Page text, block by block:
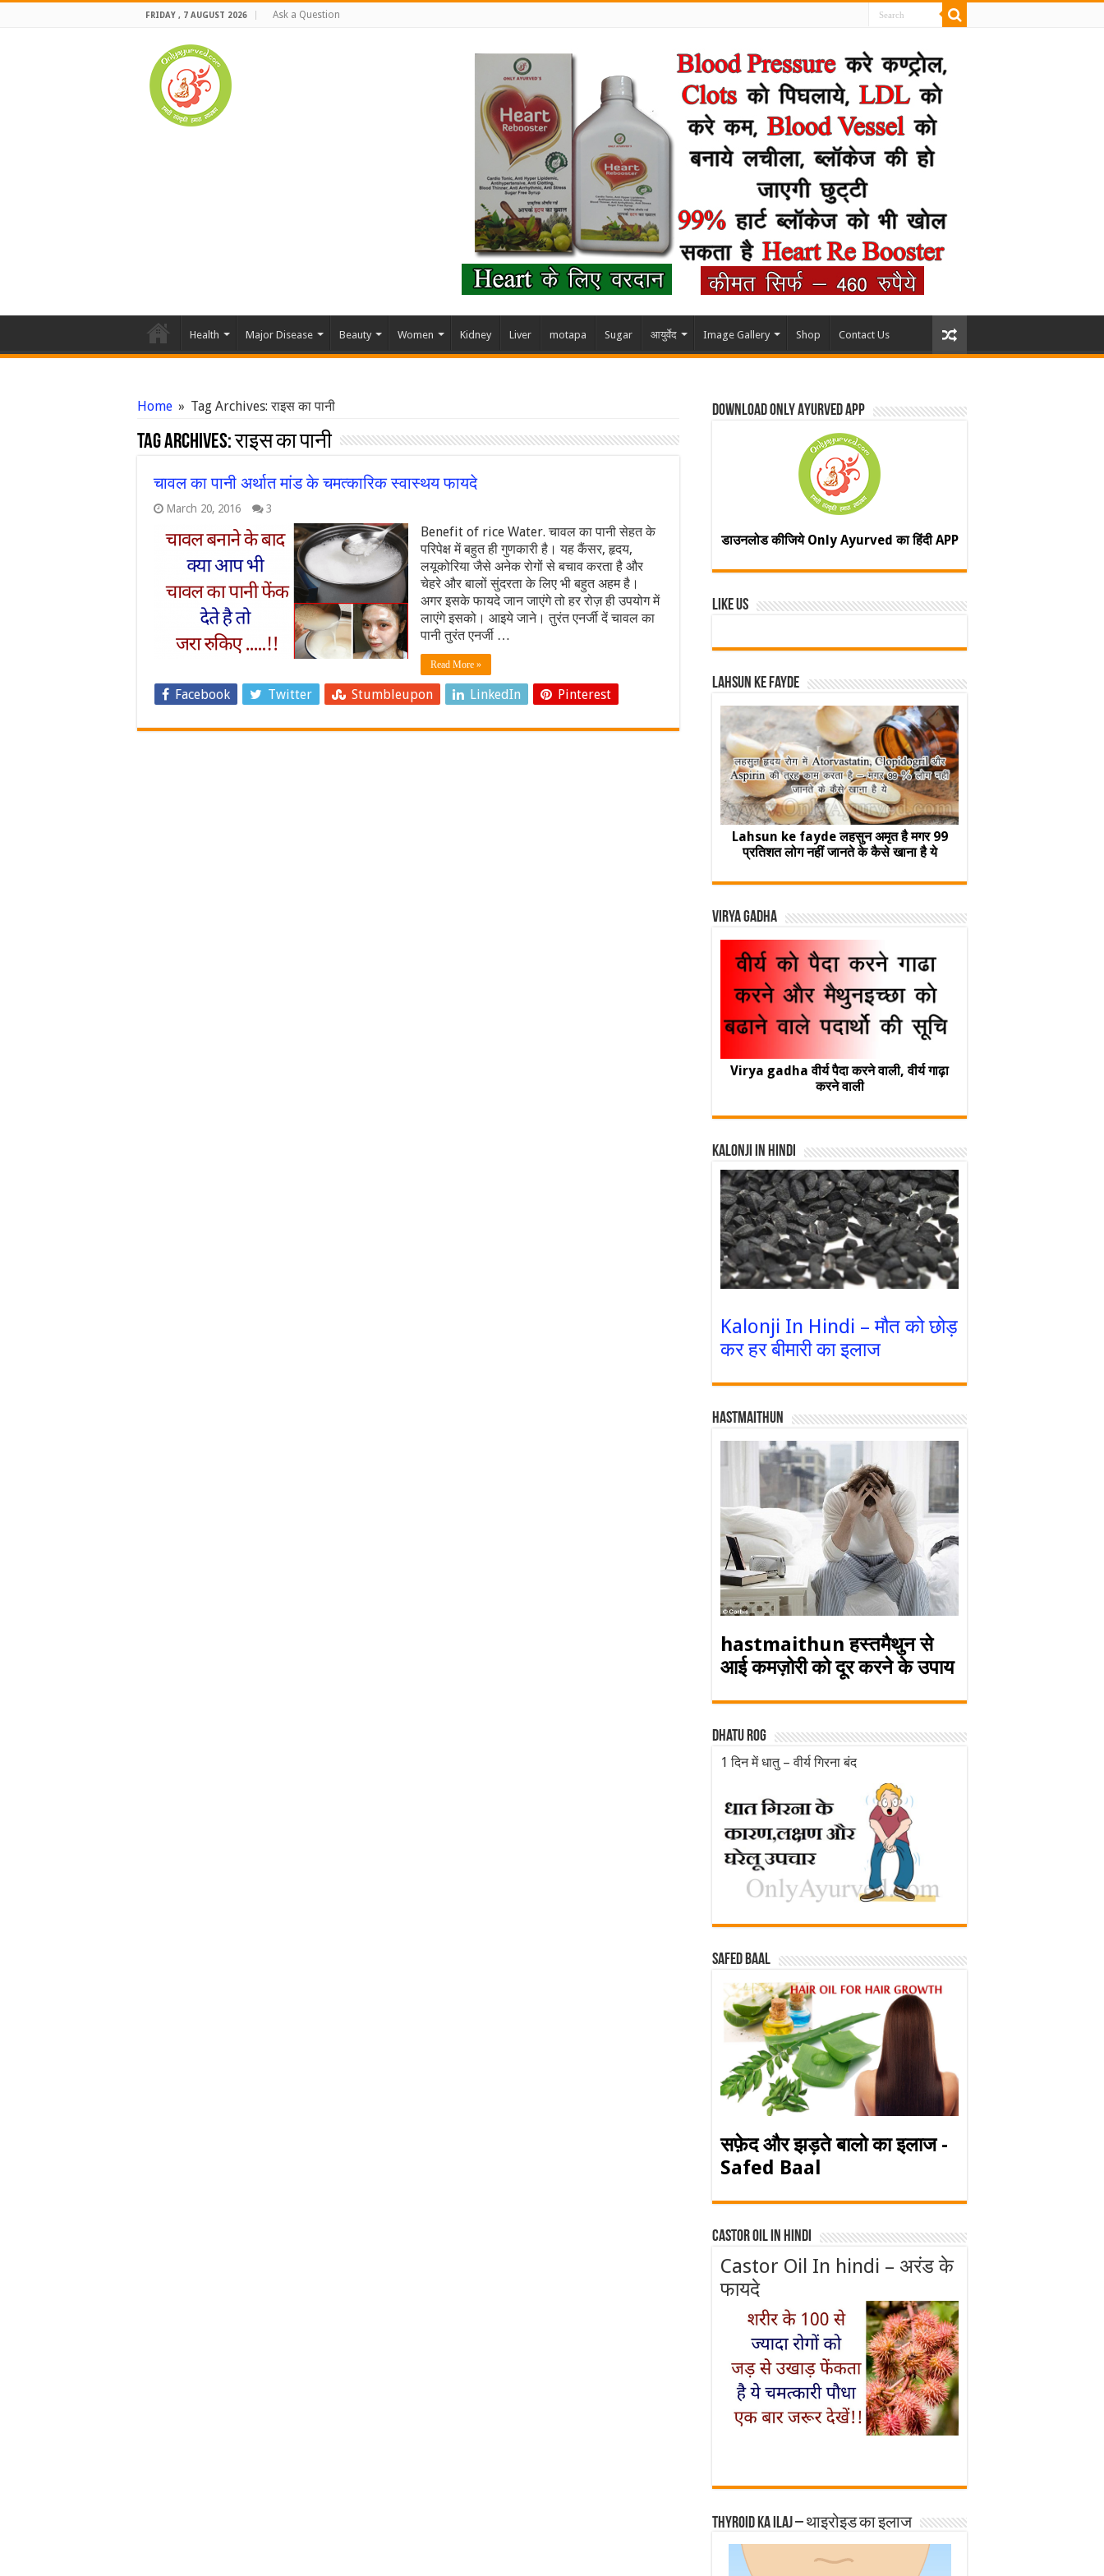
FRIDAY , 7 AUGUST 2026 Ask a Question
Health Major Disease Beauty Women Kidney Liver motapa Sugar आयुर्वेद Image Gallery Shop Contact Us
Home » Tag Archives: राइस का पानी
Tag Archives:राइस का पानी
चावल का पानी अर्थात मांड के चमत्कारिक स्वास्थय फायदे
March 20, 2016 3
Benefit of rice Water. चावल का पानी सेहत के
परिपेक्ष में बहुत ही गुणकारी है। यह कैंसर, हृदय,
लयूकोरिया जैसे अनेक रोगों से बचाव करता है और
चेहरे और बालों सुंदरता के लिए भी बहुत अहम है।
अगर इसके फायदे जान जाएंगे तो हर रोज़ ही उपयोग में
लाएंगे इसको। आइये जाने। तुरंत एनर्जी दें चावल का
पानी तुरंत एनर्जी …
Read More »
Facebook Twitter Stumbleupon LinkedIn Pinterest
Download Only Ayurved App
डाउनलोड कीजिये Only Ayurved का हिंदी APP
Like Us
Lahsun ke fayde
Lahsun ke fayde लहसुन अमृत है मगर 99
प्रतिशत लोग नहीं जानते के कैसे खाना है ये
Virya Gadha
Virya gadha वीर्य पैदा करने वाली, वीर्य गाढ़ा
करने वाली
Kalonji In Hindi
Kalonji In Hindi – मौत को छोड़
कर हर बीमारी का इलाज
Hastmaithun
hastmaithun हस्तमैथुन से
आई कमज़ोरी को दूर करने के उपाय
Dhatu rog
1 दिन में धातु – वीर्य गिरना बंद
Safed baal
सफ़ेद और झड़ते बालो का इलाज -
Safed Baal
Castor Oil In Hindi
Castor Oil In hindi – अरंड के
फायदे
Thyroid ka ilaj – थाइरोइड का इलाज